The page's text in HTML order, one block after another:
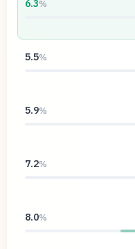
6.3%
5.5%
5.9%
7.2%
8.0%